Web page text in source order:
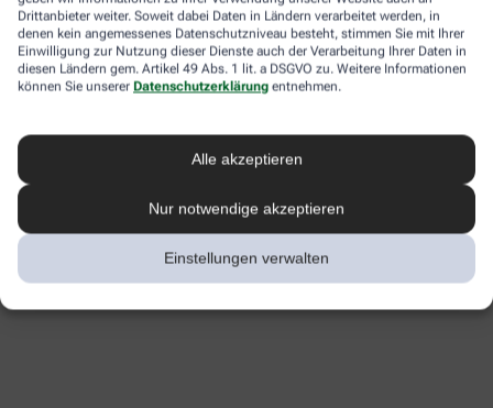
Drittanbieter weiter. Soweit dabei Daten in Ländern verarbeitet werden, in
denen kein angemessenes Datenschutzniveau besteht, stimmen Sie mit Ihrer
Einwilligung zur Nutzung dieser Dienste auch der Verarbeitung Ihrer Daten in
diesen Ländern gem. Artikel 49 Abs. 1 lit. a DSGVO zu. Weitere Informationen
können Sie unserer Datenschutzerklärung entnehmen.
Alle akzeptieren
Nur notwendige akzeptieren
Einstellungen verwalten